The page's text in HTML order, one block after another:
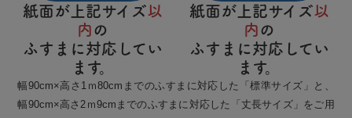
紙面が上記サイズ以
内 の
ふすまに対応してい
ます。
紙面が上記サイズ以
内 の
ふすまに対応してい
ます。
幅90cm×高さ1ｍ80cmまでのふすまに対応した「標準サイズ」と、
幅90cm×高さ2ｍ9cmまでのふすまに対応した「丈長サイズ」をご用